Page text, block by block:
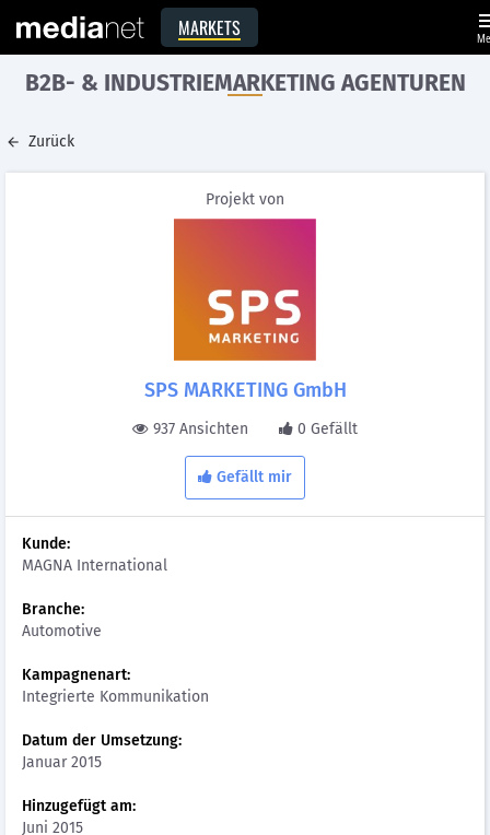
MARKETS
B2B- & INDUSTRIEMARKETING AGENTUREN
Zurück
Projekt von
SPS MARKETING GmbH
937 Ansichten 0 Gefällt
Gefällt mir
Kunde:
MAGNA International
Branche:
Automotive
Kampagnenart:
Integrierte Kommunikation
Datum der Umsetzung:
Januar 2015
Hinzugefügt am:
Juni 2015